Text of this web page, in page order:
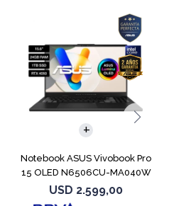
Notebook ASUS Vivobook Pro
15 OLED N6506CU-MA040W
RTX 4050
USD 2.599,00
COMPARAR